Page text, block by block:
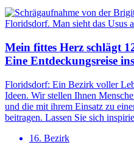
Mein fittes Herz schlägt
Eine Entdeckungsreise
Floridsdorf: Ein Bezirk voller
Ideen. Wir stellen Ihnen
und die mit ihrem Einsatz zu
beitragen. Lassen Sie sich
16. Bezirk